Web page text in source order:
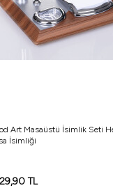
Art Masaüstü İsimlik Seti
İsimliği
TL